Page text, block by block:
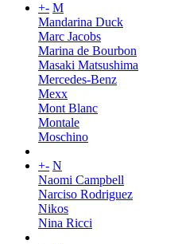
+- M
Mandarina Duck
Marc Jacobs
Marina de Bourbon
Masaki Matsushima
Mercedes-Benz
Mexx
Mont Blanc
Montale
Moschino
+- N
Naomi Campbell
Narciso Rodriguez
Nikos
Nina Ricci